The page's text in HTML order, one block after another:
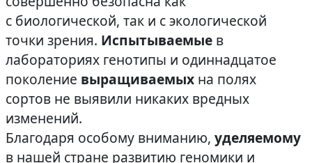
с биологической, так и с экологической
точки зрения. Испытываемые в
лабораториях генотипы и одиннадцатое
поколение выращиваемых на полях
сортов не выявили никаких вредных
изменений.
Благодаря особому вниманию, уделяемому
в нашей стране развитию геномики и